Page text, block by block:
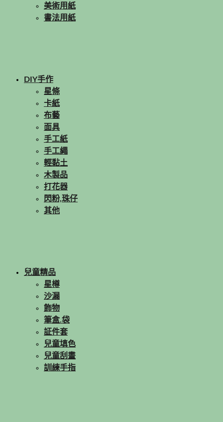
美術用紙
書法用紙
DIY手作
星條
卡紙
布藝
面具
手工紙
手工繩
輕黏土
木製品
打花器
閃粉,珠仔
其他
兒童精品
星樽
沙漏
飾物
筆盒.袋
証件套
兒童填色
兒童刮畫
訓練手指